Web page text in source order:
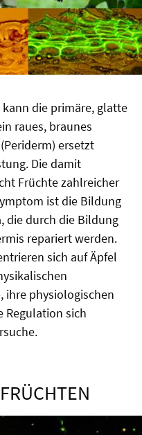
die primäre, glatte
raues, braunes
ersetzt
Die damit
Früchte zahlreicher
ist die Bildung
die durch die Bildung
repariert werden.
sich auf Äpfel
ihre physiologischen
Regulation sich